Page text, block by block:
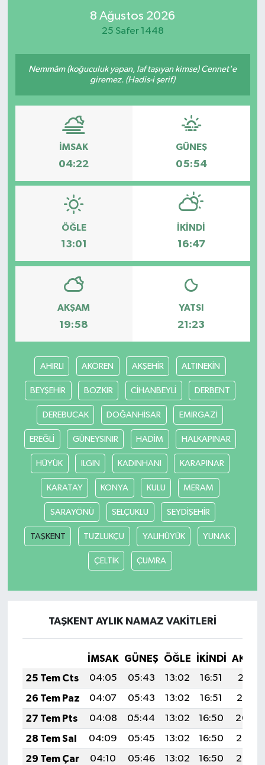
8 Ağustos 2026
25 Safer 1448
Nemmâm (koğuculuk yapan, laf taşıyan kimse) Cennet'e
giremez. (Hadis-i şerif)
İMSAK
04:22
GÜNEŞ
05:54
ÖĞLE
13:01
İKINDI
16:47
AKŞAM
19:58
YATSI
21:23
AHIRLI AKÖREN AKŞEHİR ALTINEKİN
BEYŞEHİR BOZKIR CİHANBEYLİ DERBENT
DEREBUCAK DOĞANHİSAR EMİRGAZİ
EREĞLİ GÜNEYSINIR HADİM HALKAPINAR
HÜYÜK ILGIN KADINHANI KARAPINAR
KARATAY KONYA KULU MERAM
SARAYÖNÜ SELÇUKLU SEYDİŞEHİR
TAŞKENT TUZLUKÇU YALIHÜYÜK YUNAK
ÇELTİK ÇUMRA
TAŞKENT AYLIK NAMAZ VAKITLERI
İMSAK GÜNEŞ ÖĞLE İKINDI
25 Tem Cts
04:05 05:43 13:02 16:51
20:11
26 Tem Paz
04:07 05:43 13:02 16:51
20:10
27 Tem Pts
04:08 05:44 13:02 16:50
20:09
28 Tem Sal
04:09 05:45 13:02 16:50
20:08
29 Tem Çar
04:10 05:46 13:02 16:50
20:07